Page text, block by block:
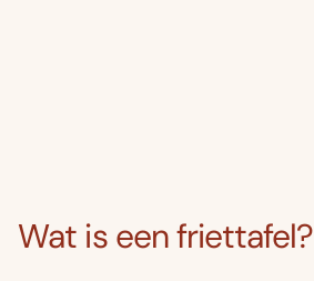
Wat is een friettafel?